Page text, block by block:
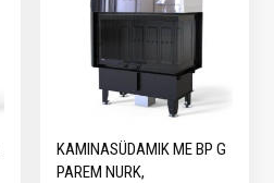
KAMINASÜDAMIK ME BP G
PAREM NURK,